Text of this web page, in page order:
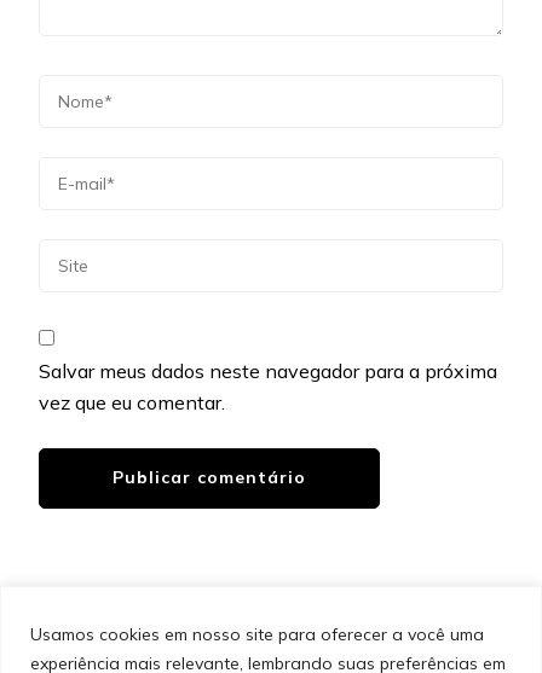
Usamos cookies em nosso site para oferecer a você uma
experiência mais relevante, lembrando suas preferências em
Salvar meus dados neste navegador para a próxima
vez que eu comentar.
SITEMAP POLÍTICA DE PRIVACIDADE EQUIPE